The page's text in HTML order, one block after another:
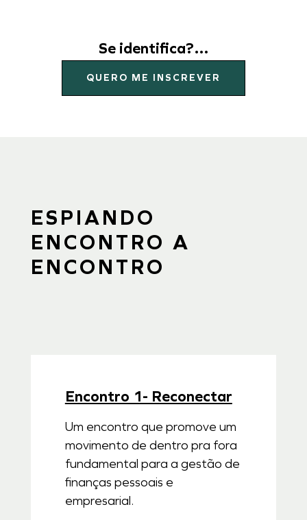
Se identifica?…
QUERO ME INSCREVER
ESPIANDO
ENCONTRO A
ENCONTRO
Encontro 1- Reconectar
Um encontro que promove um
movimento de dentro pra fora
fundamental para a gestão de
finanças pessoais e
empresarial.